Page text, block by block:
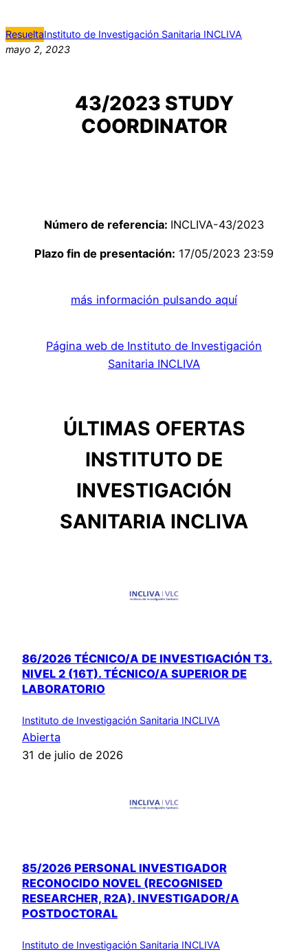
ResueltaInstituto de Investigación Sanitaria INCLIVA
mayo 2, 2023
43/2023 STUDY
COORDINATOR
Número de referencia: INCLIVA-43/2023
Plazo fin de presentación: 17/05/2023 23:59
más información pulsando aquí
Página web de Instituto de Investigación
Sanitaria INCLIVA
ÚLTIMAS OFERTAS
INSTITUTO DE
INVESTIGACIÓN
SANITARIA INCLIVA
86/2026 TÉCNICO/A DE INVESTIGACIÓN T3.
NIVEL 2 (16T). TÉCNICO/A SUPERIOR DE
LABORATORIO
Instituto de Investigación Sanitaria INCLIVA
Abierta
31 de julio de 2026
85/2026 PERSONAL INVESTIGADOR
RECONOCIDO NOVEL (RECOGNISED
RESEARCHER, R2A). INVESTIGADOR/A
POSTDOCTORAL
Instituto de Investigación Sanitaria INCLIVA